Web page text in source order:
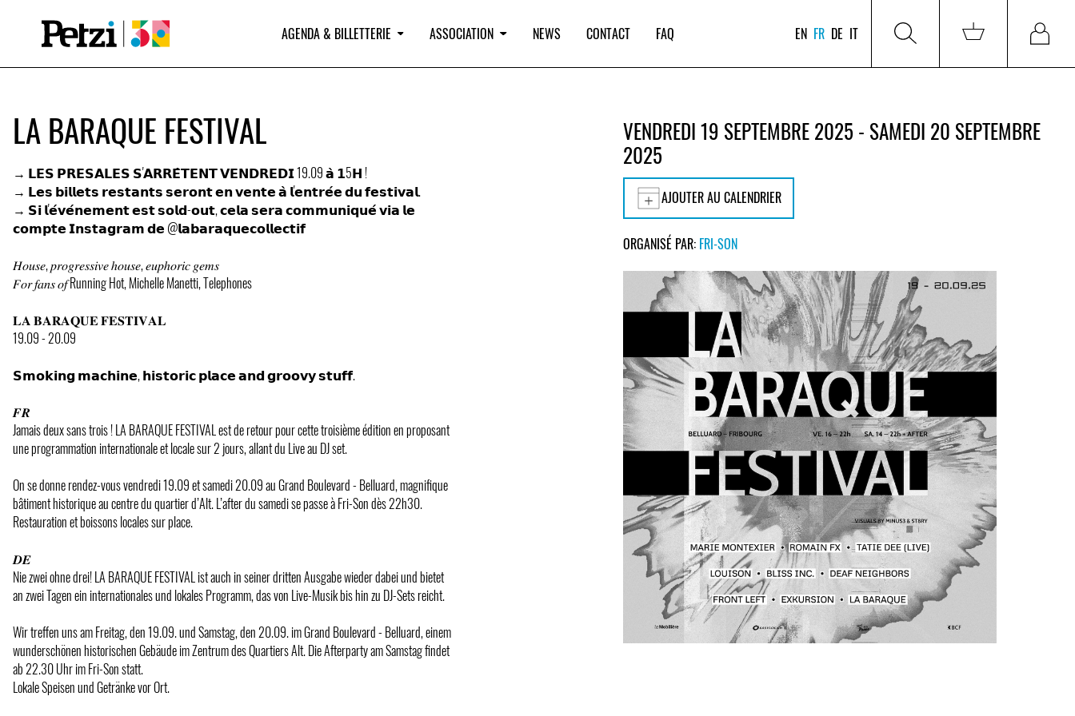
AGENDA & BILLETTERIE ASSOCIATION NEWS CONTACT FAQ EN FR DE IT
LA BARAQUE FESTIVAL
→ 𝗟𝗘𝗦 𝗣𝗥𝗘𝗦𝗔𝗟𝗘𝗦 𝗦'𝗔𝗥𝗥𝗘̂𝗧𝗘𝗡𝗧 𝗩𝗘𝗡𝗗𝗥𝗘𝗗𝗜 19.09 𝗮̀ 𝟭5𝗛 !
→ 𝗟𝗲𝘀 𝗯𝗶𝗹𝗹𝗲𝘁𝘀 𝗿𝗲𝘀𝘁𝗮𝗻𝘁𝘀 𝘀𝗲𝗿𝗼𝗻𝘁 𝗲𝗻 𝘃𝗲𝗻𝘁𝗲 𝗮̀ 𝗹'𝗲𝗻𝘁𝗿𝗲́𝗲 𝗱𝘂 𝗳𝗲𝘀𝘁𝗶𝘃𝗮𝗹.
→ 𝗦𝗶 𝗹'𝗲́𝘃𝗲́𝗻𝗲𝗺𝗲𝗻𝘁 𝗲𝘀𝘁 𝘀𝗼𝗹𝗱-𝗼𝘂𝘁, 𝗰𝗲𝗹𝗮 𝘀𝗲𝗿𝗮 𝗰𝗼𝗺𝗺𝘂𝗻𝗶𝗾𝘂𝗲́ 𝘃𝗶𝗮 𝗹𝗲
𝗰𝗼𝗺𝗽𝘁𝗲 𝗜𝗻𝘀𝘁𝗮𝗴𝗿𝗮𝗺 𝗱𝗲 @𝗹𝗮𝗯𝗮𝗿𝗮𝗾𝘂𝗲𝗰𝗼𝗹𝗹𝗲𝗰𝘁𝗶𝗳
𝐻𝑜𝑢𝑠𝑒, 𝑝𝑟𝑜𝑔𝑟𝑒𝑠𝑠𝑖𝑣𝑒 ℎ𝑜𝑢𝑠𝑒, 𝑒𝑢𝑝ℎ𝑜𝑟𝑖𝑐 𝑔𝑒𝑚𝑠
𝐹𝑜𝑟 𝑓𝑎𝑛𝑠 𝑜𝑓 Running Hot, Michelle Manetti, Telephones
𝐋𝐀 𝐁𝐀𝐑𝐀𝐐𝐔𝐄 𝐅𝐄𝐒𝐓𝐈𝐕𝐀𝐋
19.09 - 20.09
𝗦𝗺𝗼𝗸𝗶𝗻𝗴 𝗺𝗮𝗰𝗵𝗶𝗻𝗲, 𝗵𝗶𝘀𝘁𝗼𝗿𝗶𝗰 𝗽𝗹𝗮𝗰𝗲 𝗮𝗻𝗱 𝗴𝗿𝗼𝗼𝘃𝘆 𝘀𝘁𝘂𝗳𝗳.
𝑭𝑹
Jamais deux sans trois ! LA BARAQUE FESTIVAL est de retour pour cette troisième édition en proposant
une programmation internationale et locale sur 2 jours, allant du Live au DJ set.
On se donne rendez-vous vendredi 19.09 et samedi 20.09 au Grand Boulevard - Belluard, magnifique
bâtiment historique au centre du quartier d’Alt. L’after du samedi se passe à Fri-Son dès 22h30.
Restauration et boissons locales sur place.
𝑫𝑬
Nie zwei ohne drei! LA BARAQUE FESTIVAL ist auch in seiner dritten Ausgabe wieder dabei und bietet
an zwei Tagen ein internationales und lokales Programm, das von Live-Musik bis hin zu DJ-Sets reicht.
Wir treffen uns am Freitag, den 19.09. und Samstag, den 20.09. im Grand Boulevard - Belluard, einem
wunderschönen historischen Gebäude im Zentrum des Quartiers Alt. Die Afterparty am Samstag findet
ab 22.30 Uhr im Fri-Son statt.
Lokale Speisen und Getränke vor Ort.
VENDREDI 19 SEPTEMBRE 2025 - SAMEDI 20 SEPTEMBRE
2025
AJOUTER AU CALENDRIER
ORGANISÉ PAR: FRI-SON